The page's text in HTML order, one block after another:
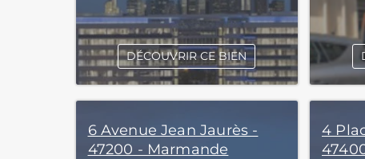
DÉCOUVRIR CE BIEN
6 Avenue Jean Jaurès -
47200 - Marmande
4